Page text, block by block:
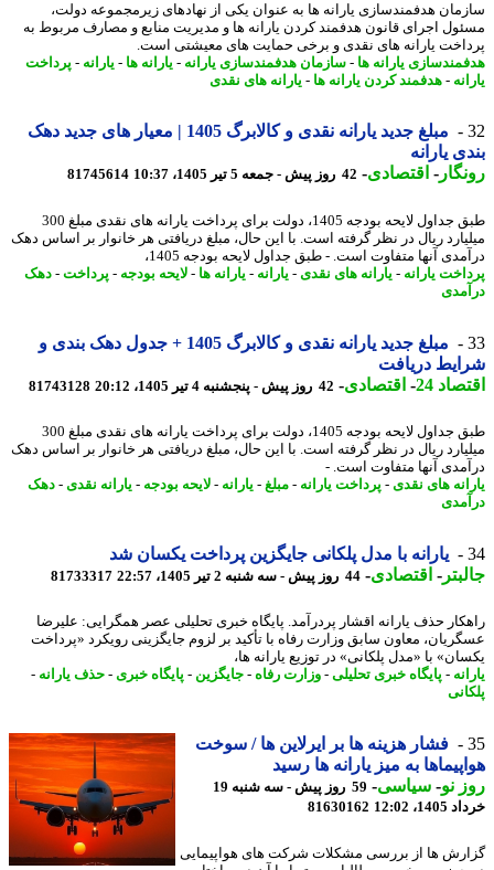
هدفمندسازی یارانه ها به عنوان یکی از نهادهای زیرمجموعه دولت،
اجرای قانون هدفمند کردن یارانه ها و مدیریت منابع و مصارف مربوط به
یارانه های نقدی و برخی حمایت های معیشتی است.
یارانه ها - سازمان هدفمندسازی یارانه- یارانه ها - یارانه-
پرداخت
- هدفمند کردن یارانه ها - یارانه های نقدی
مبلغ جدید یارانه نقدی و کالابرگ 1405 | معیار های جدید دهک
یارانه
-اقتصادی-42 روز پیش - جمعه 5 تیر 1405، 10:37 81745614
طبق جداول لایحه بودجه 1405، دولت برای پرداخت یارانه های نقدی مبلغ 300
ریال در نظر گرفته است. با این حال، مبلغ دریافتی هر خانوار بر اساس دهک
آنها متفاوت است. - طبق جداول لایحه بودجه 1405،
یارانه- یارانه های نقدی-یارانه- یارانه ها - لایحه بودجه-پرداخت -دهک
مبلغ جدید یارانه نقدی و کالابرگ 1405 + جدول دهک بندی و
دریافت
24
-اقتصادی-42 روز پیش - پنجشنبه 4 تیر 1405، 20:12 81743128
طبق جداول لایحه بودجه 1405، دولت برای پرداخت یارانه های نقدی مبلغ 300
ریال در نظر گرفته است. با این حال، مبلغ دریافتی هر خانوار بر اساس دهک
آنها متفاوت است. -
های نقدی-پرداخت یارانه- مبلغ -یارانه- لایحه بودجه-یارانه نقدی-دهک
یارانه با مدل پلکانی جایگزین پرداخت یکسان شد
-اقتصادی-44 روز پیش - سه شنبه 2 تیر 1405، 22:57 81733317
حذف یارانه اقشار پردرآمد. پایگاه خبری تحلیلی عصر همگرایی: علیرضا
معاون سابق وزارت رفاه با تأکید بر لزوم جایگزینی رویکرد «پرداخت
با «مدل پلکانی» در توزیع یارانه ها،
- پایگاه خبری تحلیلی-وزارت رفاه -جایگزین- پایگاه خبری- حذف یارانه-
فشار هزینه ها بر ایرلاین ها / سوخت
به میز یارانه ها رسید
نو- سیاسی-
59 روز پیش - سه شنبه 19
12:02
81630162
ها از بررسی مشکلات شرکت های هواپیمایی